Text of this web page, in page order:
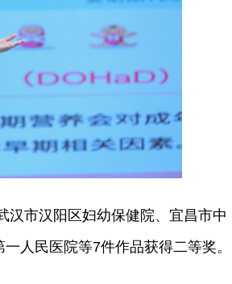
汉市汉阳区妇幼保健院、宜昌市中
人民医院等7件作品获得二等奖。